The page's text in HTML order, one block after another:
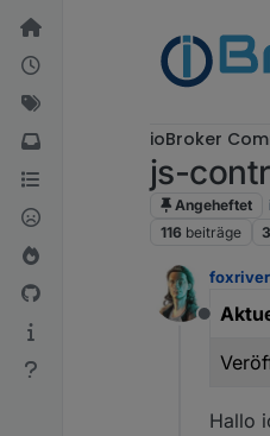
Weiter zum Inhalt
ioBroker
js-
Angeheftet
116 beiträge
Offline
Hallo